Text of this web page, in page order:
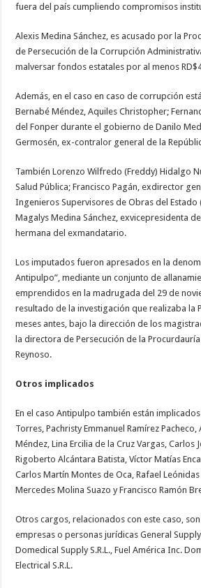
fuera del país cumpliendo compromisos
Alexis Medina Sánchez, es acusado por la
de Persecución de la Corrupción
malversar fondos estatales por al menos
Además, en el caso en caso de corrupción
Bernabé Méndez, Aquiles Christopher;
del Fonper durante el gobierno de Danilo
Germosén, ex-contralor general de la
También Lorenzo Wilfredo (Freddy) Hidalgo
Salud Pública; Francisco Pagán, exdirector
Ingenieros Supervisores de Obras del Estado
Magalys Medina Sánchez, exvicepresidenta
hermana del exmandatario.
Los imputados fueron apresados en la
Antipulpo”, mediante un conjunto de
emprendidos en la madrugada del 29 de
resultado de la investigación que realizaba la
meses antes, bajo la dirección de los
la directora de Persecución de la
Reynoso.
Otros implicados
En el caso Antipulpo también están
Torres, Pachristy Emmanuel Ramírez
Méndez, Lina Ercilia de la Cruz Vargas, Carlos
Rigoberto Alcántara Batista, Víctor Matías
Carlos Martín Montes de Oca, Rafael
Mercedes Molina Suazo y Francisco Ramón
Otros cargos, relacionados con este caso,
empresas o personas jurídicas General Supply
Domedical Supply S.R.L., Fuel América Inc.
Electrical S.R.L.